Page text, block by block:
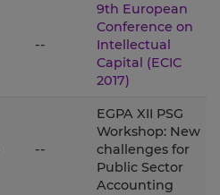
--
9th European
Conference on
Intellectual
Capital (ECIC
2017)
--
EGPA XII PSG
Workshop: New
challenges for
Public Sector
Accounting